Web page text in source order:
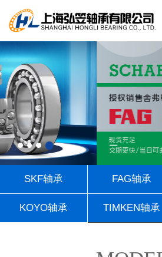
SKF轴承 FAG轴承
KOYO轴承 TIMKEN轴承